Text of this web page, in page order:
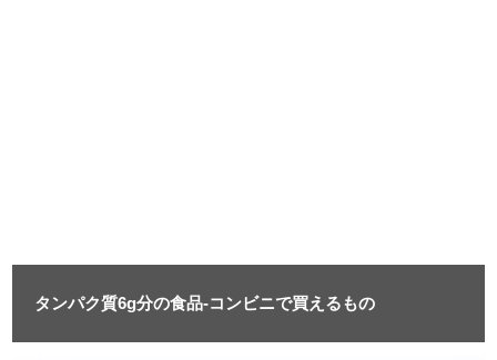
タンパク質6g分の食品-コンビニで買えるもの